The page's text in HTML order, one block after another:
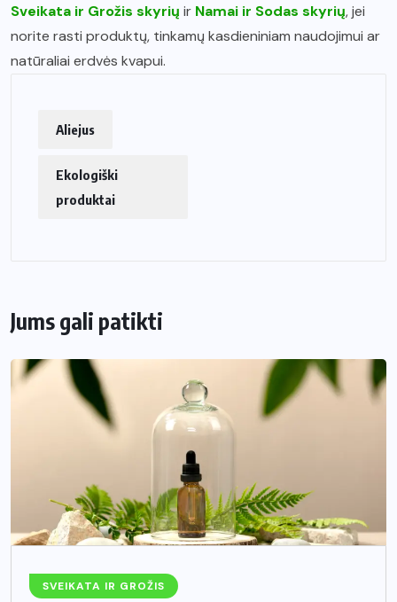
Sveikata ir Grožis skyrių ir Namai ir Sodas skyrių, jei
norite rasti produktų, tinkamų kasdieniniam naudojimui ar
natūraliai erdvės kvapui.
Aliejus
Ekologiški
produktai
Jums gali patikti
SVEIKATA IR GROŽIS